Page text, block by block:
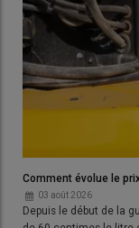
5 à 10% de la
de Yara.
Comment évolue le
03 août 2026
Depuis le début de la